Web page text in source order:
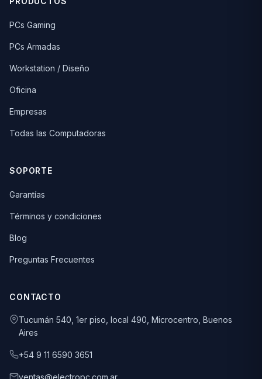
PCs Gaming
PCs Armadas
Workstation / Diseño
Oficina
Empresas
Todas las Computadoras
SOPORTE
Garantías
Términos y condiciones
Blog
Preguntas Frecuentes
CONTACTO
Tucumán 540, 1er piso, local 490, Microcentro, Buenos
Aires
+54 9 11 6590 3651
ventas@electropc.com.ar